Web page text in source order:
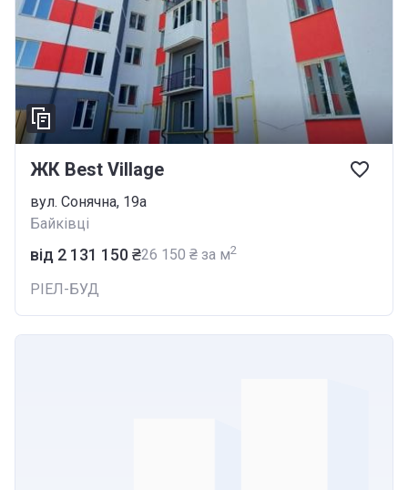
ЖК Best Village
вул. Сонячна, 19а
Байківці
від ‍2 131 150 ₴‍26 150 ₴ за м2
РІЕЛ-БУД